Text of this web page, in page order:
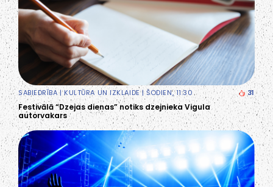
SABIEDRĪBA|KULTŪRA UN IZKLAIDE| ŠODIEN, 11:30 31
Festivālā “Dzejas dienas” notiks dzejnieka Vigula
autorvakars